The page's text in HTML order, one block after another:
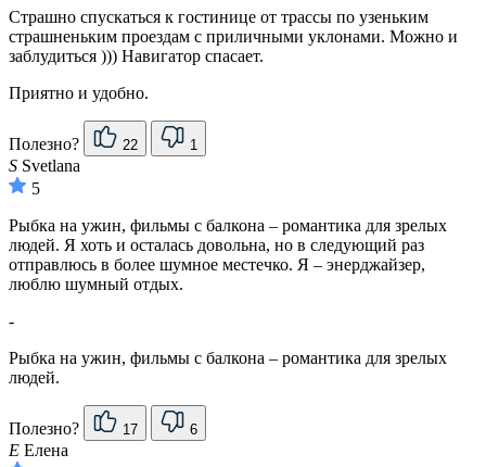
Страшно спускаться к гостинице от трассы по узеньким
страшненьким проездам с приличными уклонами. Можно и
заблудиться ))) Навигатор спасает.
Приятно и удобно.
Полезно? 22 1
S Svetlana
5
Рыбка на ужин, фильмы с балкона – романтика для зрелых
людей. Я хоть и осталась довольна, но в следующий раз
отправлюсь в более шумное местечко. Я – энерджайзер,
люблю шумный отдых.
-
Рыбка на ужин, фильмы с балкона – романтика для зрелых
людей.
Полезно? 17 6
Е Елена